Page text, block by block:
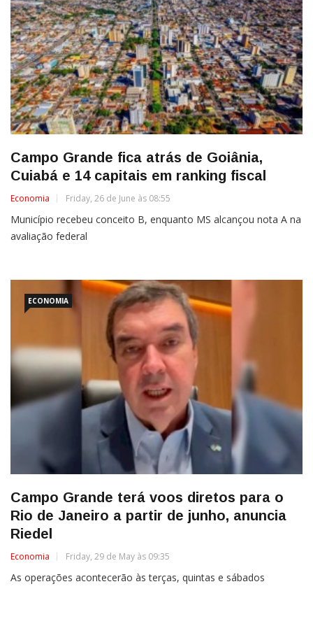
Campo Grande fica atrás de Goiânia,
Cuiabá e 14 capitais em ranking fiscal
Economia Friday, 26 de June às 08:55
Município recebeu conceito B, enquanto MS alcançou nota A na
avaliação federal
ECONOMIA
Campo Grande terá voos diretos para o
Rio de Janeiro a partir de junho, anuncia
Riedel
Economia Friday, 29 de May às 09:35
As operações acontecerão às terças, quintas e sábados